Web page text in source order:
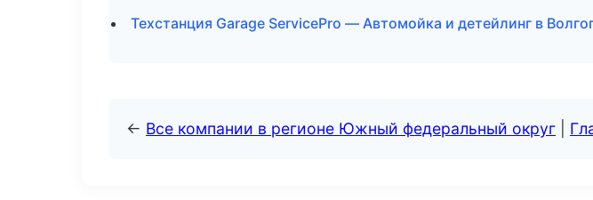
Техстанция Garage ServicePro — Автомойка и детейлинг в
← Все компании в регионе Южный федеральный округ